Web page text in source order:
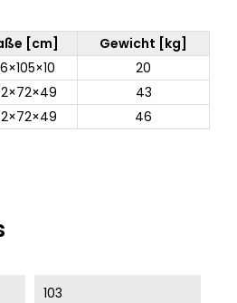
[cm]
Gewicht [kg]
20
43
46
103